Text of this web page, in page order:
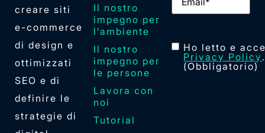
creare siti
e-commerce
di design e
ottimizzati
SEO e di
definire le
strategie di
Il nostro
impegno per
l’ambiente
Il nostro
impegno per
le persone
Lavora con
noi
Tutorial
Consenso
Ho letto e
Privacy Policy
(Obbligatorio)